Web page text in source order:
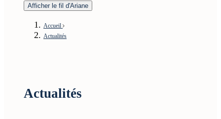
Afficher le fil d'Ariane
Accueil
Actualités
Actualités